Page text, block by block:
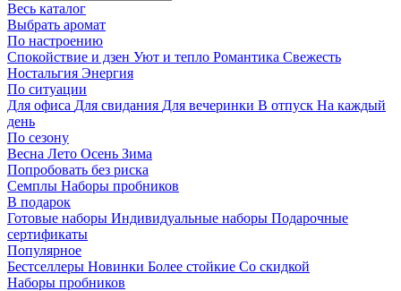
Весь каталог
Выбрать аромат
По настроению
Спокойствие и дзен Уют и тепло Романтика Свежесть
Ностальгия Энергия
По ситуации
Для офиса Для свидания Для вечеринки В отпуск На каждый
день
По сезону
Весна Лето Осень Зима
Попробовать без риска
Семплы Наборы пробников
В подарок
Готовые наборы Индивидуальные наборы Подарочные
сертификаты
Популярное
Бестселлеры Новинки Более стойкие Со скидкой
Наборы пробников